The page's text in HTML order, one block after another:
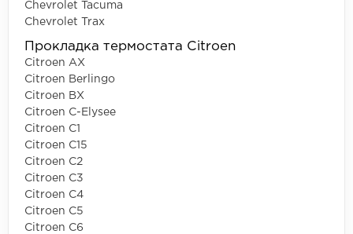
Chevrolet Tacuma
Chevrolet Trax
Прокладка термостата Citroen
Citroen AX
Citroen Berlingo
Citroen BX
Citroen C-Elysee
Citroen C1
Citroen C15
Citroen C2
Citroen C3
Citroen C4
Citroen C5
Citroen C6